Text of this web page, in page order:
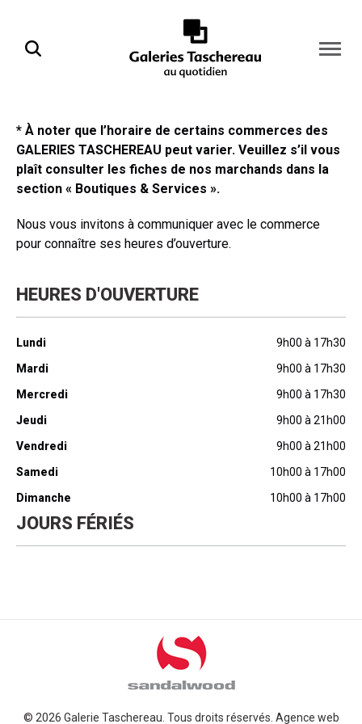
la
* À noter que l’horaire de certains commerces des
GALERIES TASCHEREAU peut varier. Veuillez s’il vous
plaît consulter les fiches de nos marchands dans la
section « Boutiques & Services ».
Nous vous invitons à communiquer avec le commerce
pour connaître ses heures d’ouverture.
HEURES D'OUVERTURE
Lundi
9h00 à 17h30
Mardi
9h00 à 17h30
Mercredi
9h00 à 17h30
Jeudi
9h00 à 21h00
Vendredi
9h00 à 21h00
Samedi
10h00 à 17h00
Dimanche
10h00 à 17h00
JOURS FÉRIÉS
© 2026 Galerie Taschereau. Tous droits réservés. Agence web